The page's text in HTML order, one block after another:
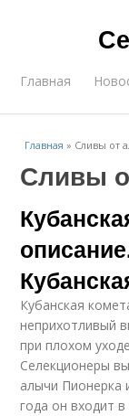
Главная
Главная » Сливы от
Сливы
Кубанская
неприхотливый
при плохом
Селекционеры
алычи Пионерка
года он входит